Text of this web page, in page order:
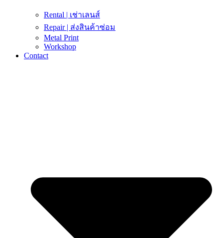
Rental | เช่าเลนส์
Repair | ส่งสินค้าซ่อม
Metal Print
Workshop
Contact